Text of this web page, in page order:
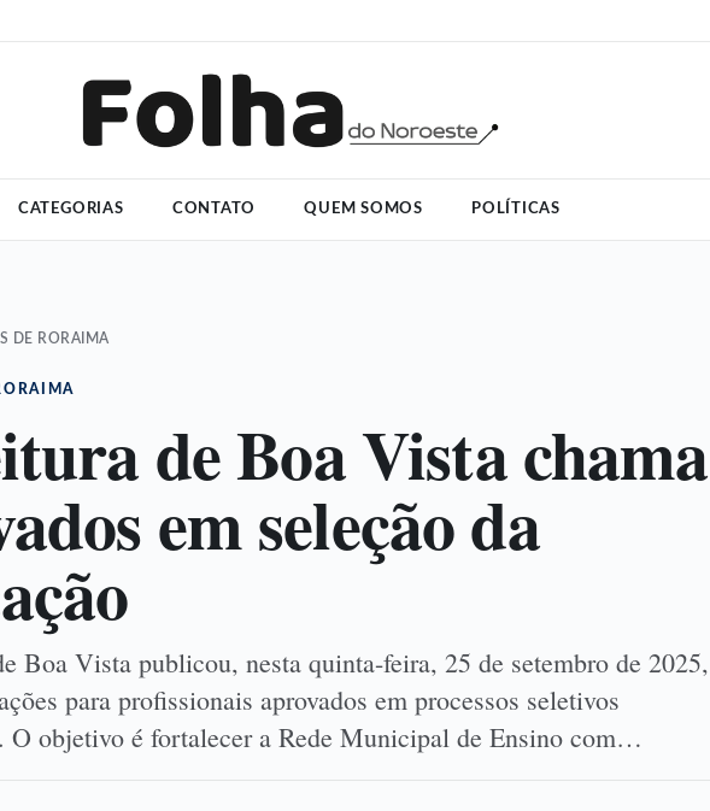
CATEGORIAS CONTATO QUEM SOMOS POLÍTICAS
DE RORAIMA
de Boa Vista chama
em seleção da
Boa Vista publicou, nesta quinta-feira, 25 de setembro de 2025,
para profissionais aprovados em processos seletivos
O objetivo é fortalecer a Rede Municipal de Ensino com…